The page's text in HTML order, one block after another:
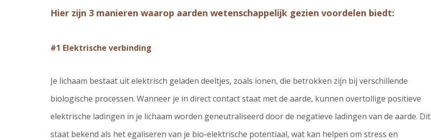
Hier zijn 3 manieren waarop aarden wetenschappelijk gezien voordelen biedt:
#1 Elektrische verbinding
Je lichaam bestaat uit elektrisch geladen deeltjes, zoals ionen, die betrokken zijn bij verschillende
biologische processen. Wanneer je in direct contact staat met de aarde, kunnen overtollige positieve
elektrische ladingen in je lichaam worden geneutraliseerd door de negatieve ladingen van de aarde. Dit
staat bekend als het egaliseren van je bio-elektrische potentiaal, wat kan helpen om stress en